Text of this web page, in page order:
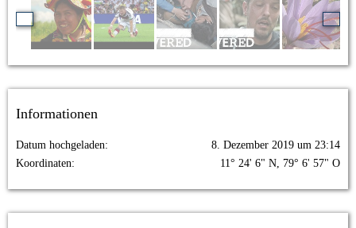
Informationen
Datum hochgeladen
8. Dezember 2019 um 23:14
Koordinaten
11° 24' 6" N, 79° 6' 57" O